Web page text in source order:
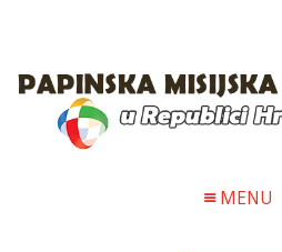
MENU